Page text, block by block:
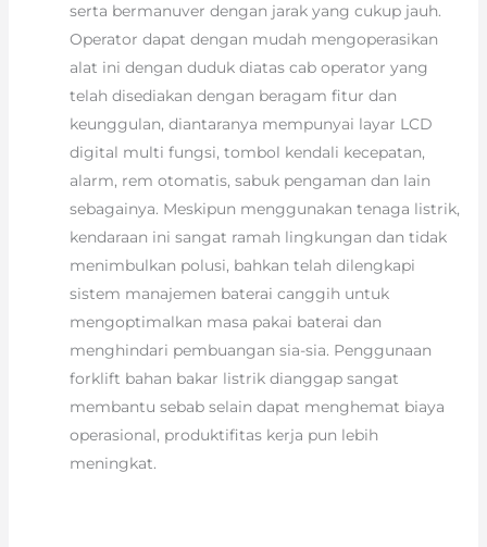
serta bermanuver dengan jarak yang cukup jauh.
Operator dapat dengan mudah mengoperasikan
alat ini dengan duduk diatas cab operator yang
telah disediakan dengan beragam fitur dan
keunggulan, diantaranya mempunyai layar LCD
digital multi fungsi, tombol kendali kecepatan,
alarm, rem otomatis, sabuk pengaman dan lain
sebagainya. Meskipun menggunakan tenaga listrik,
kendaraan ini sangat ramah lingkungan dan tidak
menimbulkan polusi, bahkan telah dilengkapi
sistem manajemen baterai canggih untuk
mengoptimalkan masa pakai baterai dan
menghindari pembuangan sia-sia. Penggunaan
forklift bahan bakar listrik dianggap sangat
membantu sebab selain dapat menghemat biaya
operasional, produktifitas kerja pun lebih
meningkat.